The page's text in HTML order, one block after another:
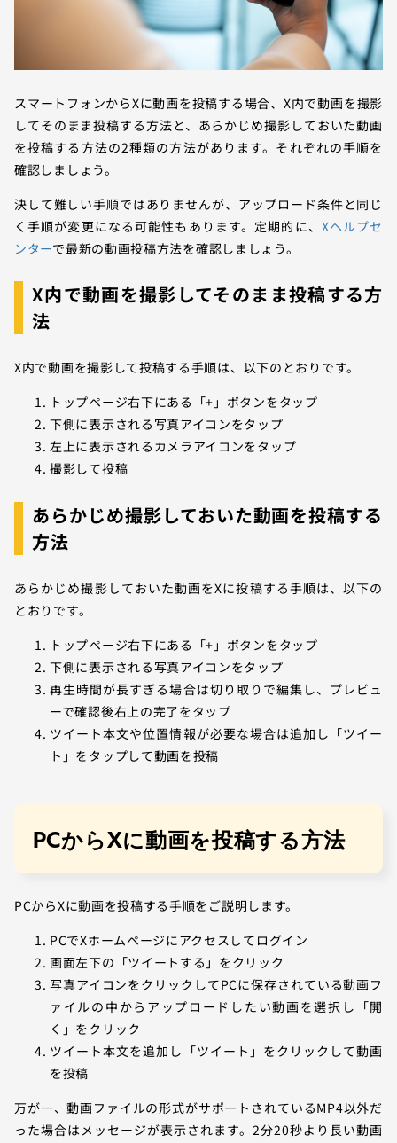
スマートフォンからXに動画を投稿する場合、X内で動画を撮影
してそのまま投稿する方法と、あらかじめ撮影しておいた動画
を投稿する方法の2種類の方法があります。それぞれの手順を
確認しましょう。
決して難しい手順ではありませんが、アップロード条件と同じ
く手順が変更になる可能性もあります。定期的に、 Xヘルプセ
ンターで最新の動画投稿方法を確認しましょう。
X内で動画を撮影してそのまま投稿する方
法
X内で動画を撮影して投稿する手順は、以下のとおりです。
トップページ右下にある「+」ボタンをタップ
下側に表示される写真アイコンをタップ
左上に表示されるカメラアイコンをタップ
撮影して投稿
あらかじめ撮影しておいた動画を投稿する
方法
あらかじめ撮影しておいた動画をXに投稿する手順は、以下の
とおりです。
トップページ右下にある「+」ボタンをタップ
下側に表示される写真アイコンをタップ
再生時間が長すぎる場合は切り取りで編集し、プレビュ
ーで確認後右上の完了をタップ
ツイート本文や位置情報が必要な場合は追加し「ツイー
ト」をタップして動画を投稿
PCからXに動画を投稿する方法
PCからXに動画を投稿する手順をご説明します。
PCでXホームページにアクセスしてログイン
画面左下の「ツイートする」をクリック
写真アイコンをクリックしてPCに保存されている動画フ
ァイルの中からアップロードしたい動画を選択し「開
く」をクリック
ツイート本文を追加し「ツイート」をクリックして動画
を投稿
万が一、動画ファイルの形式がサポートされているMP4以外だ
った場合はメッセージが表示されます。2分20秒より長い動画